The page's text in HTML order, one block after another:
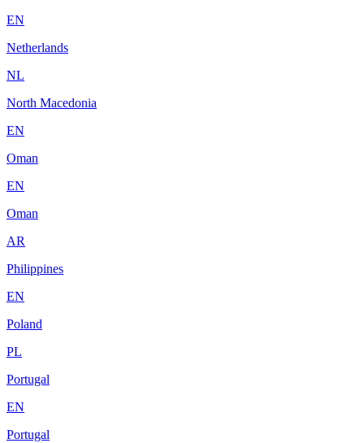
EN
Netherlands
NL
North Macedonia
EN
Oman
EN
Oman
AR
Philippines
EN
Poland
PL
Portugal
EN
Portugal